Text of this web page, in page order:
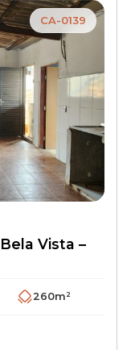
CA-0139
Vista –
260m²